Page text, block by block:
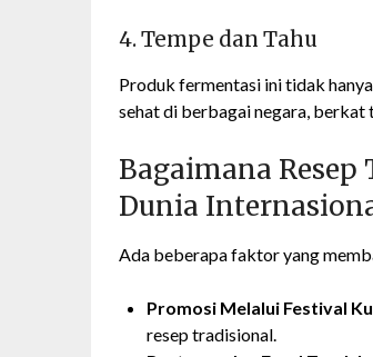
4. Tempe dan Tahu
Produk fermentasi ini tidak
sehat di berbagai negara, berkat
Bagaimana
Dunia
Ada beberapa faktor yang
Promosi Melalui Festival
resep tradisional.